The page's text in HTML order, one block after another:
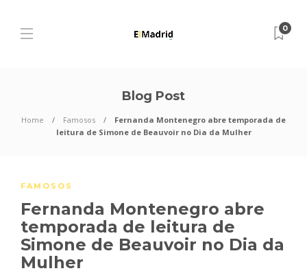
0
Blog Post
Home Famosos
Fernanda Montenegro abre temporada de
leitura de Simone de Beauvoir no Dia da Mulher
FAMOSOS
Fernanda Montenegro abre
temporada de leitura de
Simone de Beauvoir no Dia da
Mulher